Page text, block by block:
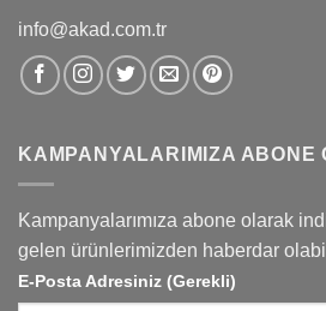
info@akad.com.tr
KAMPANYALARIMIZA ABONE
Kampanyalarımıza abone olarak
gelen ürünlerimizden haberdar
E-Posta Adresiniz (Gerekli)